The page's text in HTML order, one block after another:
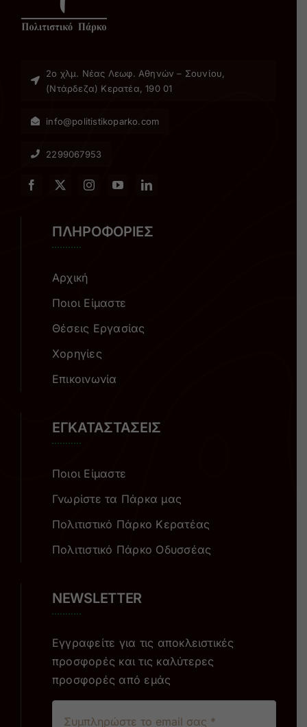
2ο χλµ. Νέας Λεωφ. Αθηνών – Σουνίου,
(Ντάρδεζα) Κερατέα, 190 01
info@politistikoparko.com
2299067953
ΠΛΗΡΟΦΟΡΙΕΣ
Αρχική
Ποιοι Είμαστε
Θέσεις Εργασίας
Χορηγίες
Επικοινωνία
ΕΓΚΑΤΑΣΤΑΣΕΙΣ
Ποιοι Είμαστε
Γνωρίστε τα Πάρκα μας
Πολιτιστικό Πάρκο Κερατέας
Πολιτιστικό Πάρκο Οδυσσέας
NEWSLETTER
Εγγραφείτε για τις αποκλειστικές
προσφορές και τις καλύτερες
προσφορές από εμάς